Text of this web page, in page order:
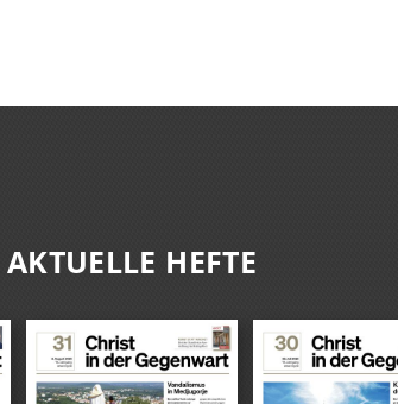
AKTUELLE HEFTE